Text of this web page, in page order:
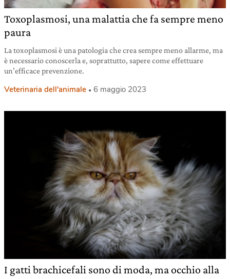
Toxoplasmosi, una malattia che fa sempre meno
paura
La toxoplasmosi è una patologia che crea sempre meno allarme, ma
è necessario conoscerla e, soprattutto, sapere come effettuare
un’efficace prevenzione.
Veterinaria dell'animale 6 maggio 2023
I gatti brachicefali sono di moda, ma occhio alla